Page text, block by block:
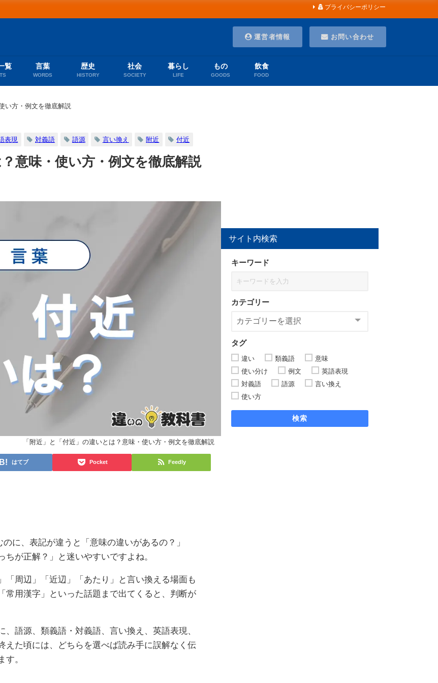
プライバシーポリシー
運営者情報 お問い合わせ
覧 言葉
WORDS
歴史
HISTORY
社会
SOCIETY
暮らし
LIFE
もの
GOODS
飲食
FOOD
い方・例文を徹底解説
表現 対義語 語源 言い換え 附近 付近
意味・使い方・例文を徹底解説
「附近」と「付近」の違いとは？意味・使い方・例文を徹底解説
はてブ Pocket Feedly
に、表記が違うと「意味の違いがあるの？」
ちが正解？」と迷いやすいですよね。
「周辺」「近辺」「あたり」と言い換える場面も
常用漢字」といった話題まで出てくると、判断が
語源、類義語・対義語、言い換え、英語表現、
えた頃には、どちらを選べば読み手に誤解なく伝
す。
サイト内検索
キーワード
カテゴリー
タグ
違い 類義語
意味
使い分け
例文
英語表現
対義語
語源
言い換え
使い方
検索